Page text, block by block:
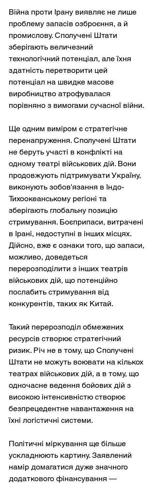
Війна проти Ірану виявляє не лише
проблему запасів озброєння, а й
промислову. Сполучені Штати
зберігають величезний
технологічний потенціал, але їхня
здатність перетворити цей
потенціал на швидке масове
виробництво атрофувалася
порівняно з вимогами сучасної війни.
Ще одним виміром є стратегічне
перенапруження. Сполучені Штати
не беруть участі в конфлікті на
одному театрі військових дій. Вони
продовжують підтримувати Україну,
виконують зобов'язання в Індо-
Тихоокеанському регіоні та
зберігають глобальну позицію
стримування. Боєприпаси, витрачені
в Ірані, недоступні в інших місцях.
Дійсно, вже є ознаки того, що запаси,
можливо, доведеться
перерозподілити з інших театрів
військових дій, що потенційно
послабить стримування від
конкурентів, таких як Китай.
Такий перерозподіл обмежених
ресурсів створює стратегічний
ризик. Річ не в тому, що Сполучені
Штати не можуть воювати на кількох
театрах військових дій, а в тому, що
одночасне ведення бойових дій з
високою інтенсивністю створює
безпрецедентне навантаження на
їхні логістичні системи.
Політичні міркування ще більше
ускладнюють картину. Заявлений
намір домагатися дуже значного
додаткового фінансування —